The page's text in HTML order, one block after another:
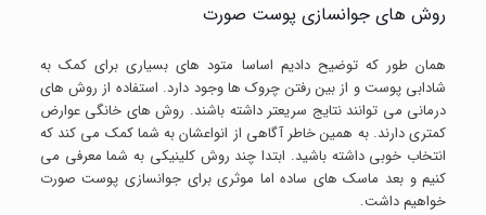
روش های جوانسازی پوست صورت
همان طور که توضیح دادیم اساسا متود های بسیاری برای کمک به
شادابی پوست و از بین رفتن چروک ها وجود دارد. استفاده از روش های
درمانی می توانند نتایج سریعتر داشته باشند. روش های خانگی عوارض
کمتری دارند. به همین خاطر آگاهی از انواعشان به شما کمک می کند که
انتخاب خوبی داشته باشید. ابتدا چند روش کلینیکی به شما معرفی می
کنیم و بعد ماسک های ساده اما موثری برای جوانسازی پوست صورت
خواهیم داشت.